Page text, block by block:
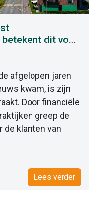
dit voor
afgelopen jaren
kwam, is zijn
Door financiële
greep de
de klanten van
Lees verder